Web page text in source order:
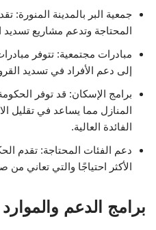
جمعية البر بالمدينة المنورة:
المحتاجة وتدعم مشاريع تسديد
مبادرات مجتمعية: تتوفر
إلى دعم الأفراد في تسديد
برامج الإسكان: قد توفر
المنازل مما يساعد في تقليل
الفائدة العالية.
دعم الفئات المحتاجة: تقدم
الأكثر احتياجًا والتي تعاني
برامج الدعم والموارد